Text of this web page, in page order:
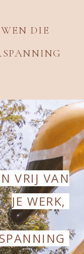
DIE
VRIJ VAN
JE WERK,